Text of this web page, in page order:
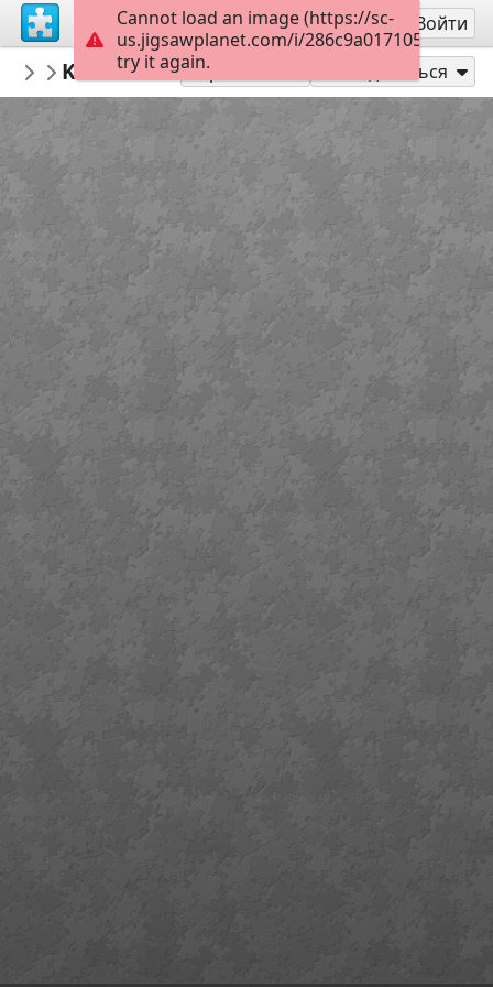
Регистрация Войти
Liniebreed
Oude Hollandse Waterlinie
Kasteel Muiderslot
Играть как Поделиться
Cannot load an image (https://sc-
us.jigsawplanet.com/i/
try it again.